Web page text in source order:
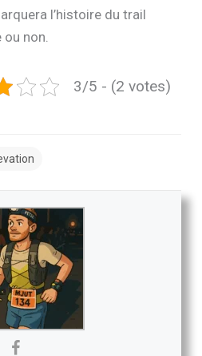
l’histoire du trail
non.
3/5 - (2 votes)